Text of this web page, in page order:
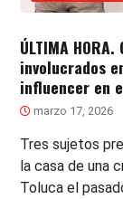
ÚLTIMA
involucrados
influencer en
marzo 17, 2026
Tres sujetos
la casa de una
Toluca el